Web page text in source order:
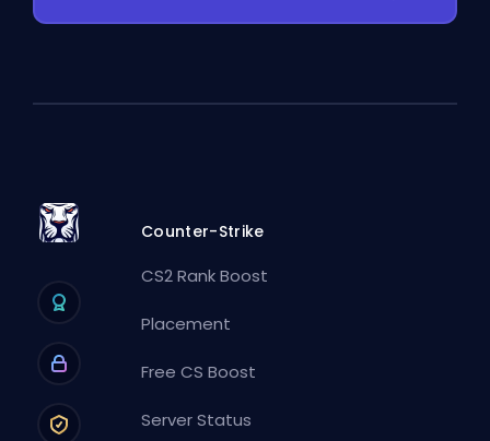
Counter-Strike
CS2 Rank Boost
Placement
Free CS Boost
Server Status